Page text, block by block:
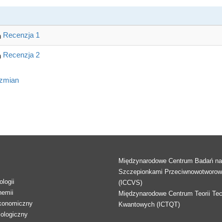
Recenzja 1
Recenzja 2
Międzynarodowe Centrum Badań
Szczepionkami
(ICCVS)
Międzynarodowe Centrum Teorii
Kwantowych (ICTQT)